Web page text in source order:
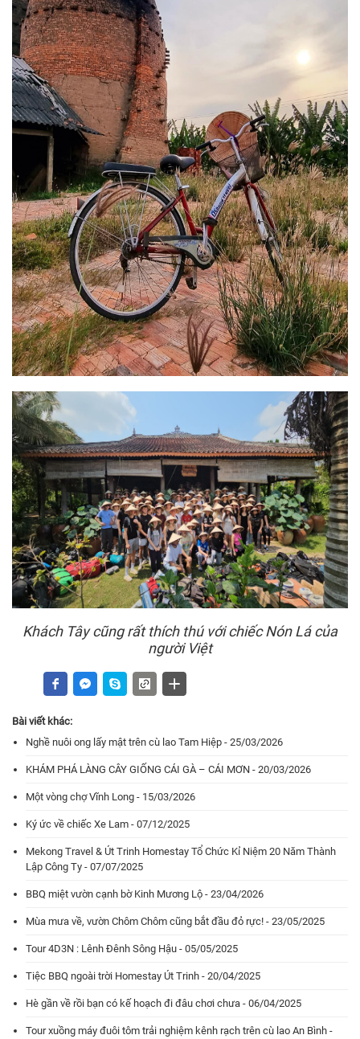
Khách Tây cũng rất thích thú với chiếc Nón Lá của
người Việt
Bài viết khác:
Nghề nuôi ong lấy mật trên cù lao Tam Hiệp - 25/03/2026
KHÁM PHÁ LÀNG CÂY GIỐNG CÁI GÀ – CÁI MƠN - 20/03/2026
Một vòng chợ Vĩnh Long - 15/03/2026
Ký ức về chiếc Xe Lam - 07/12/2025
Mekong Travel & Út Trinh Homestay Tổ Chức Kỉ Niệm 20 Năm Thành
Lập Công Ty - 07/07/2025
BBQ miệt vườn cạnh bờ Kinh Mương Lộ - 23/04/2026
Mùa mưa về, vườn Chôm Chôm cũng bắt đầu đỏ rực! - 23/05/2025
Tour 4D3N : Lênh Đênh Sông Hậu - 05/05/2025
Tiệc BBQ ngoài trời Homestay Út Trinh - 20/04/2025
Hè gần về rồi bạn có kế hoạch đi đâu chơi chưa - 06/04/2025
Tour xuồng máy đuôi tôm trải nghiệm kênh rạch trên cù lao An Bình -